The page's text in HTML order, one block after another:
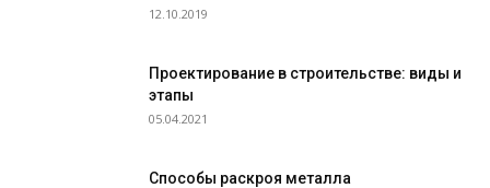
12.10.2019
Проектирование в строительстве: виды и
этапы
05.04.2021
Способы раскроя металла